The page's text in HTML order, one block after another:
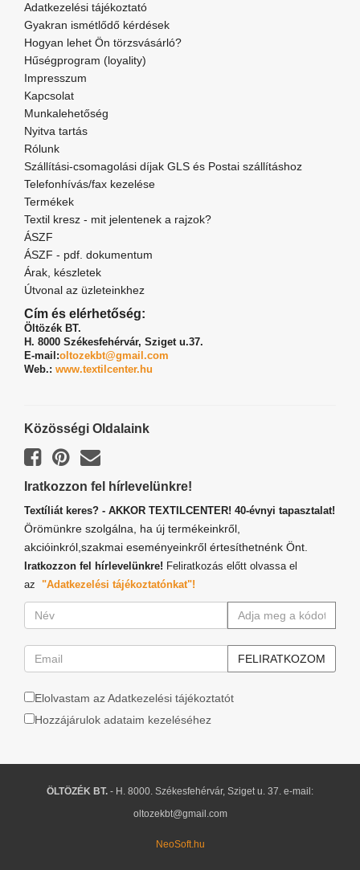
Adatkezelési tájékoztató
Gyakran ismétlődő kérdések
Hogyan lehet Ön törzsvásárló?
Hűségprogram (loyality)
Impresszum
Kapcsolat
Munkalehetőség
Nyitva tartás
Rólunk
Szállítási-csomagolási díjak GLS és Postai szállításhoz
Telefonhívás/fax kezelése
Termékek
Textil kresz - mit jelentenek a rajzok?
ÁSZF
ÁSZF - pdf. dokumentum
Árak, készletek
Útvonal az üzleteinkhez
Cím és elérhetőség:
Öltözék BT.
H. 8000 Székesfehérvár, Sziget u.37.
E-mail:oltozekbt@gmail.com
Web.: www.textilcenter.hu
Közösségi Oldalaink
Iratkozzon fel hírlevelünkre!
Textíliát keres? - AKKOR TEXTILCENTER! 40-évnyi tapasztalat!
Örömünkre szolgálna, ha új termékeinkről,
akcióinkról,szakmai eseményeinkről értesíthetnénk Önt.
Iratkozzon fel hírlevelünkre! Feliratkozás előtt olvassa el
az "Adatkezelési tájékoztatónkat"!
Elolvastam az Adatkezelési tájékoztatót
Hozzájárulok adataim kezeléséhez
ÖLTÖZÉK BT. - H. 8000. Székesfehérvár, Sziget u. 37. e-mail:
oltozekbt@gmail.com
NeoSoft.hu